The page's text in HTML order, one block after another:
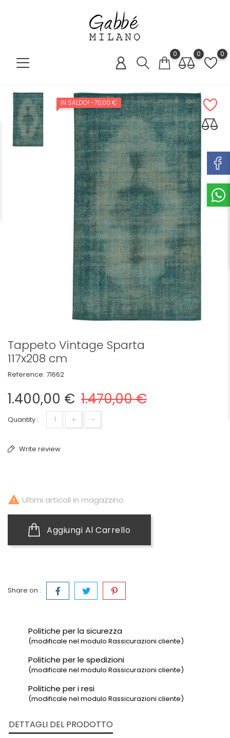
0 0 0
IN SALDO! -70,00 €
Tappeto Vintage Sparta
117x208 cm
Reference: 71662
1.400,00 € 1.470,00 €
Quantity : + -
Write review
 Ultimi articoli in magazzino
Aggiungi Al Carrello
Share on :
Politiche per la sicurezza
(modificale nel modulo Rassicurazioni cliente)
Politiche per le spedizioni
(modificale nel modulo Rassicurazioni cliente)
Politiche per i resi
(modificale nel modulo Rassicurazioni cliente)
DETTAGLI DEL PRODOTTO